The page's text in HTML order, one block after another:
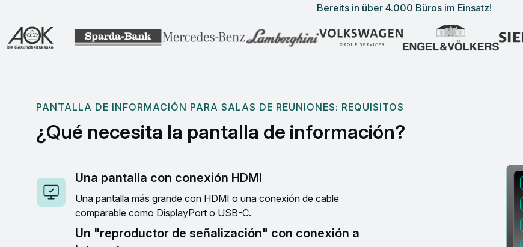
Bereits in über 4.000 Büros im Einsatz!
PANTALLA DE INFORMACIÓN PARA SALAS DE REUNIONES: REQUISITOS
¿Qué necesita la pantalla de información?
Una pantalla con conexión HDMI
Una pantalla más grande con HDMI o una conexión de cable
comparable como DisplayPort o USB-C.
Un "reproductor de señalización" con conexión a